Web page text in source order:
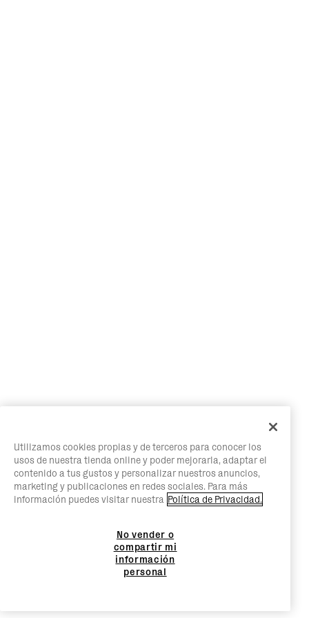
Utilizamos cookies propias y de terceros para conocer los
usos de nuestra tienda online y poder mejorarla, adaptar el
contenido a tus gustos y personalizar nuestros anuncios,
marketing y publicaciones en redes sociales. Para más
información puedes visitar nuestra Política de Privacidad.
No vender o
compartir mi
información
personal